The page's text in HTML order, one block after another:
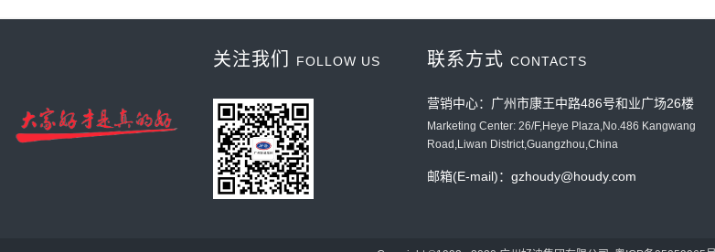
关注我们 FOLLOW US 联系方式 CONTACTS
营销中心：广州市康王中路486号和业广场26楼
Marketing Center: 26/F,Heye Plaza,No.486 Kangwang
Road,Liwan District,Guangzhou,China
邮箱(E-mail)：gzhoudy@houdy.com